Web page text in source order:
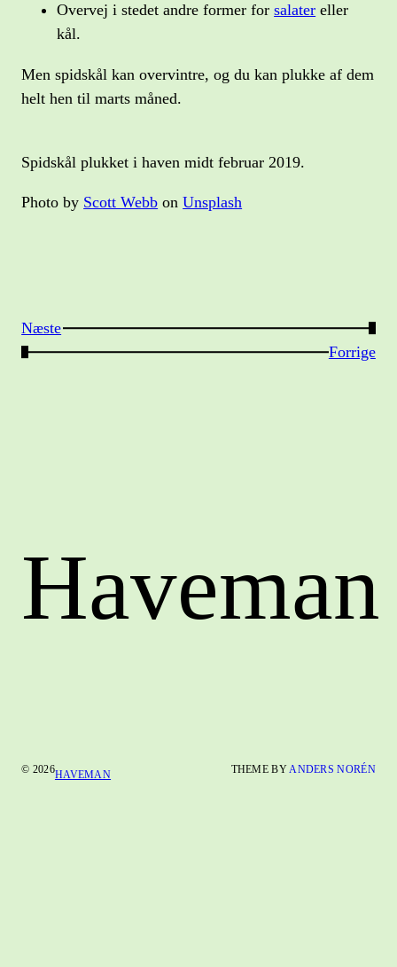
Overvej i stedet andre former forsalater eller
kål.
Men spidskål kan overvintre, og du kan plukke af dem
helt hen til marts måned.
Spidskål plukket i haven midt februar 2019.
Photo by Scott Webb onUnsplash
Næste
→
←
Forrige
Haveman
© 2026HAVEMAN THEME BYANDERS NORÉN